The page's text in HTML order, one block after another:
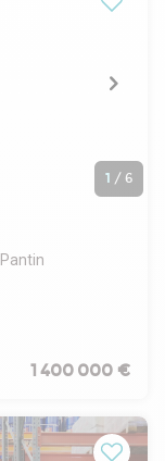
1 / 6
1 400 000 €